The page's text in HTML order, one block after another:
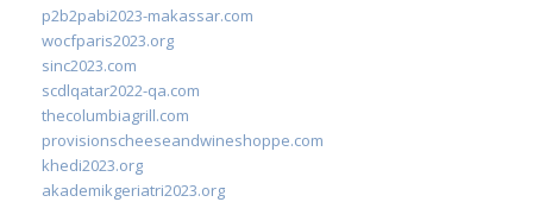
p2b2pabi2023-makassar.com
wocfparis2023.org
sinc2023.com
scdlqatar2022-qa.com
thecolumbiagrill.com
provisionscheeseandwineshoppe.com
khedi2023.org
akademikgeriatri2023.org